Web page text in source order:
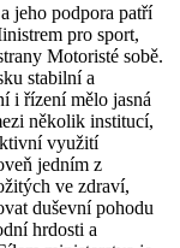
jeho podpora patří
pro sport,
Motoristé sobě.
stabilní a
i řízení mělo jasná
několik institucí,
využití
jedním z
ve zdraví,
duševní pohodu
hrdosti a